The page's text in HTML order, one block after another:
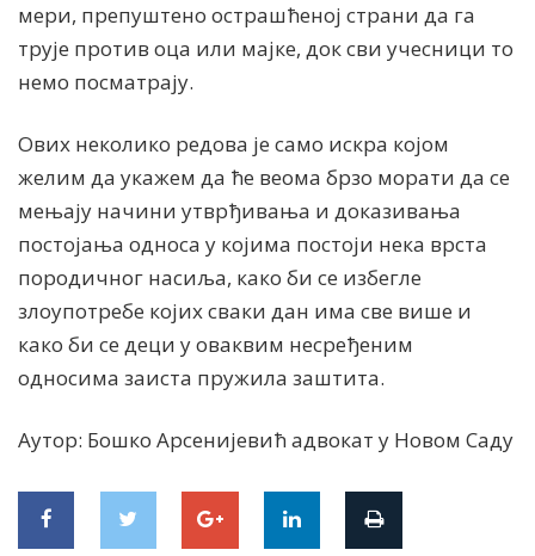
мери, препуштено острашћеној страни да га
трује против оца или мајке, док сви учесници то
немо посматрају.
Ових неколико редова је само искра којом
желим да укажем да ће веома брзо морати да се
мењају начини утврђивања и доказивања
постојања односа у којима постоји нека врста
породичног насиља, како би се избегле
злоупотребе којих сваки дан има све више и
како би се деци у оваквим несређеним
односима заиста пружила заштита.
Аутор: Бошко Арсенијевић адвокат у Новом Саду